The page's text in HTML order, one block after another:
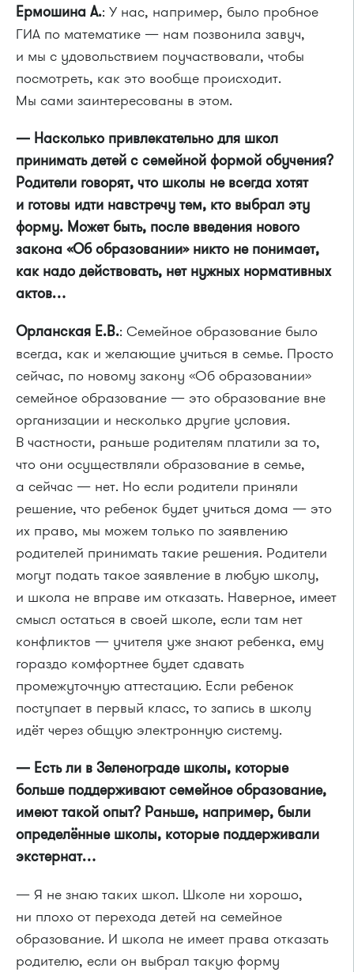
Ермошина А.: У нас, например, было пробное
ГИА по математике — нам позвонила завуч,
и мы с удовольствием поучаствовали, чтобы
посмотреть, как это вообще происходит.
Мы сами заинтересованы в этом.
— Насколько привлекательно для школ
принимать детей с семейной формой обучения?
Родители говорят, что школы не всегда хотят
и готовы идти навстречу тем, кто выбрал эту
форму. Может быть, после введения нового
закона «Об образовании» никто не понимает,
как надо действовать, нет нужных нормативных
актов…
Орланская Е.В.: Семейное образование было
всегда, как и желающие учиться в семье. Просто
сейчас, по новому закону «Об образовании»
семейное образование — это образование вне
организации и несколько другие условия.
В частности, раньше родителям платили за то,
что они осуществляли образование в семье,
а сейчас — нет. Но если родители приняли
решение, что ребенок будет учиться дома — это
их право, мы можем только по заявлению
родителей принимать такие решения. Родители
могут подать такое заявление в любую школу,
и школа не вправе им отказать. Наверное, имеет
смысл остаться в своей школе, если там нет
конфликтов — учителя уже знают ребенка, ему
гораздо комфортнее будет сдавать
промежуточную аттестацию. Если ребенок
поступает в первый класс, то запись в школу
идёт через общую электронную систему.
— Есть ли в Зеленограде школы, которые
больше поддерживают семейное образование,
имеют такой опыт? Раньше, например, были
определённые школы, которые поддерживали
экстернат…
— Я не знаю таких школ. Школе ни хорошо,
ни плохо от перехода детей на семейное
образование. И школа не имеет права отказать
родителю, если он выбрал такую форму